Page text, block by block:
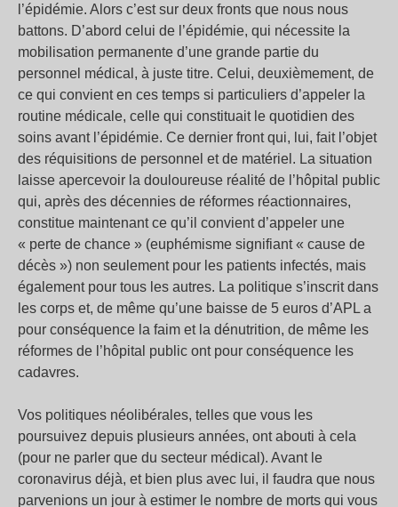
l’épidémie. Alors c’est sur deux fronts que nous nous
battons. D’abord celui de l’épidémie, qui nécessite la
mobilisation permanente d’une grande partie du
personnel médical, à juste titre. Celui, deuxièmement, de
ce qui convient en ces temps si particuliers d’appeler la
routine médicale, celle qui constituait le quotidien des
soins avant l’épidémie. Ce dernier front qui, lui, fait l’objet
des réquisitions de personnel et de matériel. La situation
laisse apercevoir la douloureuse réalité de l’hôpital public
qui, après des décennies de réformes réactionnaires,
constitue maintenant ce qu’il convient d’appeler une
« perte de chance » (euphémisme signifiant « cause de
décès ») non seulement pour les patients infectés, mais
également pour tous les autres. La politique s’inscrit dans
les corps et, de même qu’une baisse de 5 euros d’APL a
pour conséquence la faim et la dénutrition, de même les
réformes de l’hôpital public ont pour conséquence les
cadavres.
Vos politiques néolibérales, telles que vous les
poursuivez depuis plusieurs années, ont abouti à cela
(pour ne parler que du secteur médical). Avant le
coronavirus déjà, et bien plus avec lui, il faudra que nous
parvenions un jour à estimer le nombre de morts qui vous